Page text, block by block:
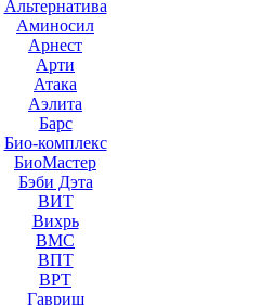
Альтернатива
Аминосил
Арнест
Арти
Атака
Аэлита
Барс
Био-комплекс
БиоМастер
Бэби Дэта
ВИТ
Вихрь
ВМС
ВПТ
ВРТ
Гавриш